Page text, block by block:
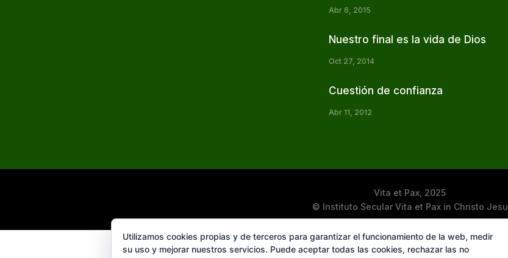
Abr 6, 2015
Nuestro final es la vida de Dios
Oct 27, 2014
Cuestión de confianza
Abr 11, 2012
Vita et Pax, 2025
© Instituto Secular Vita et Pax in Christo Jesu
Utilizamos cookies propias y de terceros para garantizar el funcionamiento de la web, medir
su uso y mejorar nuestros servicios. Puede aceptar todas las cookies, rechazar las no